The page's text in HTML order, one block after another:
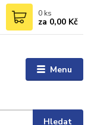
Menu
Hledat
0 ks
za 0,00 Kč